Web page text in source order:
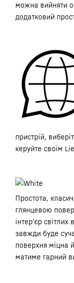
можна вийняти
додатковий
пристрій,
керуйте своїм
Простота,
глянцевою
інтер’єр світлих
завжди буде
поверхня міцна
матиме гарний